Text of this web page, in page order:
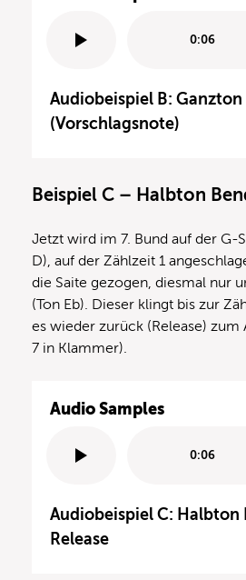
0:06
Audiobeispiel B:
(Vorschlagsnote)
Beispiel C – Halbton
Jetzt wird im 7. Bund auf der G-
D), auf der Zählzeit 1
die Saite gezogen, diesmal nur
(Ton Eb). Dieser klingt bis zur
es wieder zurück (Release) zum
7 in Klammer).
Audio Samples
0:06
Audiobeispiel C: Halbton
Release